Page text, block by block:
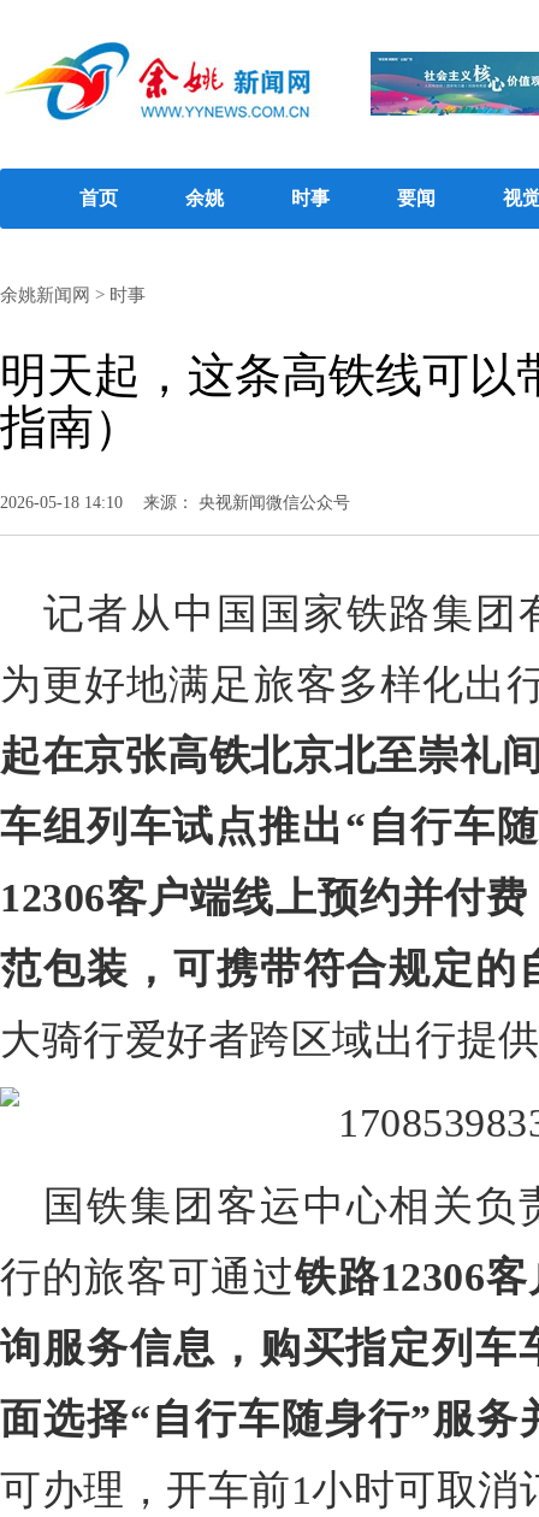
首页 余姚 时事 要闻 视
余姚新闻网 > 时事
明天起，这条高铁线可以
指南）
2026-05-18 14:10 来源： 央视新闻微信公众号
记者从中国国家铁路集团
为更好地满足旅客多样化出
起在京张高铁北京北至崇礼
车组列车试点推出“自行车
12306客户端线上预约并付
范包装，可携带符合规定的
大骑行爱好者跨区域出行提
国铁集团客运中心相关
行的旅客可通过铁路12306
询服务信息，购买指定列车
面选择“自行车随身行”服务
可办理，开车前1小时可取消